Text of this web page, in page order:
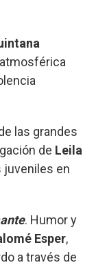
las grandes
de Leila
juveniles en
. Humor y
Esper,
a través de